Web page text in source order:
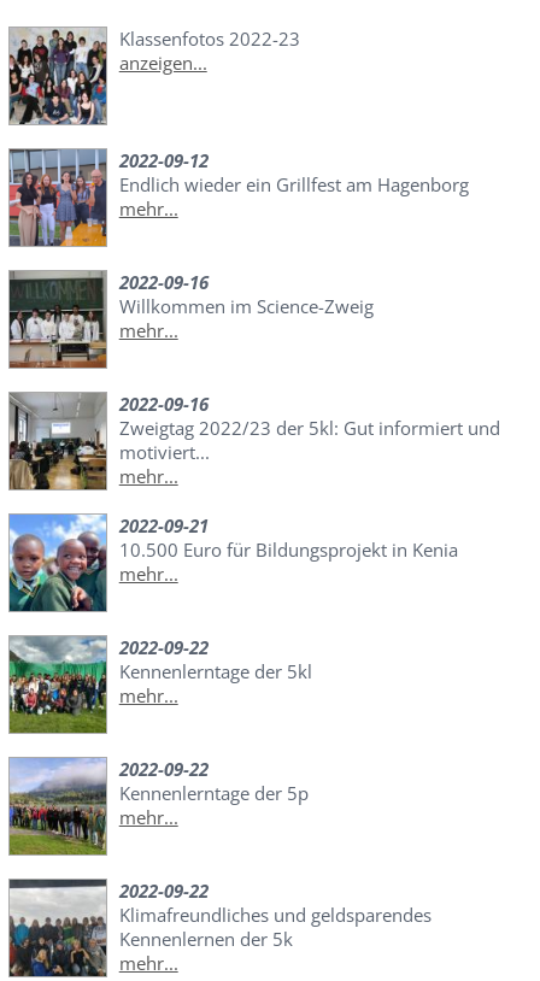
Klassenfotos 2022-23
anzeigen...
2022-09-12
Endlich wieder ein Grillfest am Hagenborg
mehr...
2022-09-16
Willkommen im Science-Zweig
mehr...
2022-09-16
Zweigtag 2022/23 der 5kl: Gut informiert und
motiviert...
mehr...
2022-09-21
10.500 Euro für Bildungsprojekt in Kenia
mehr...
2022-09-22
Kennenlerntage der 5kl
mehr...
2022-09-22
Kennenlerntage der 5p
mehr...
2022-09-22
Klimafreundliches und geldsparendes
Kennenlernen der 5k
mehr...